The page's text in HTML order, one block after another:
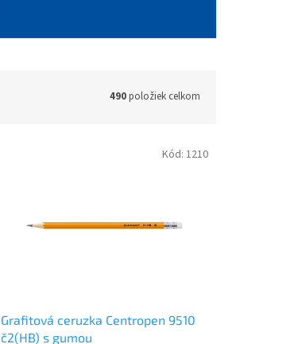
490položiek celkom
Grafitová ceruzka Centropen 9510
č2(HB) s gumou
Kód: 1210